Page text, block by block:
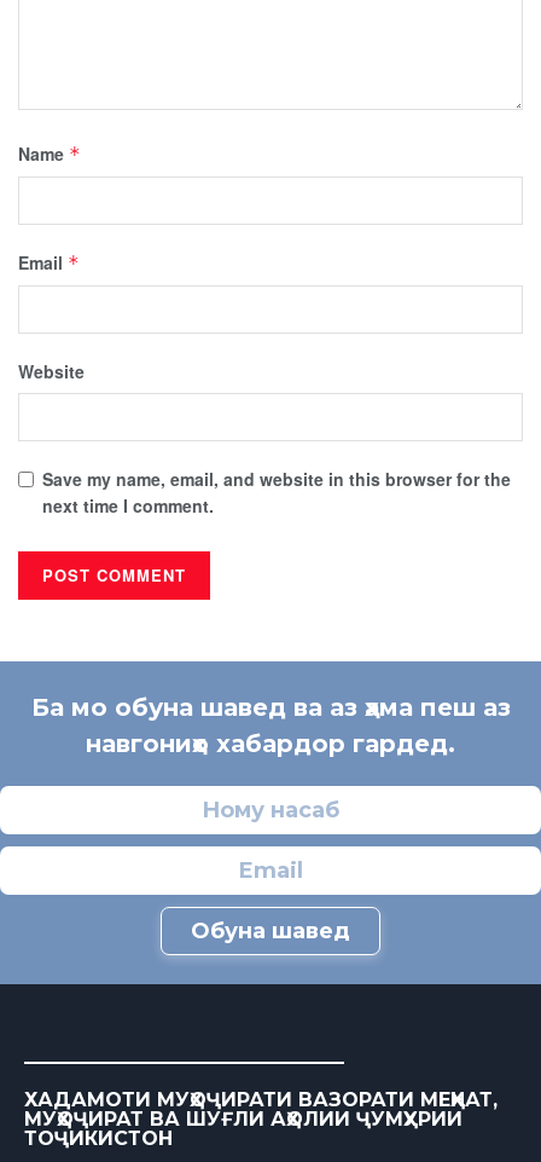
Name *
Email *
Website
Save my name, email, and website in this browser for the
next time I comment.
Ба мо обуна шавед ва аз ҳама пеш аз
навгониҳо хабардор гардед.
Обуна шавед
ХАДАМОТИ МУҲОҶИРАТИ ВАЗОРАТИ МЕҲНАТ,
МУҲОҶИРАТ ВА ШУҒЛИ АҲОЛИИ ҶУМҲУРИИ
ТОҶИКИСТОН